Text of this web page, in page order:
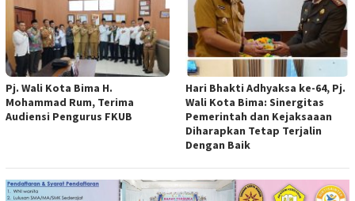
Pj. Wali Kota Bima H.
Mohammad Rum, Terima
Audiensi Pengurus FKUB
Hari Bhakti Adhyaksa ke-64, Pj.
Wali Kota Bima: Sinergitas
Pemerintah dan Kejaksaaan
Diharapkan Tetap Terjalin
Dengan Baik